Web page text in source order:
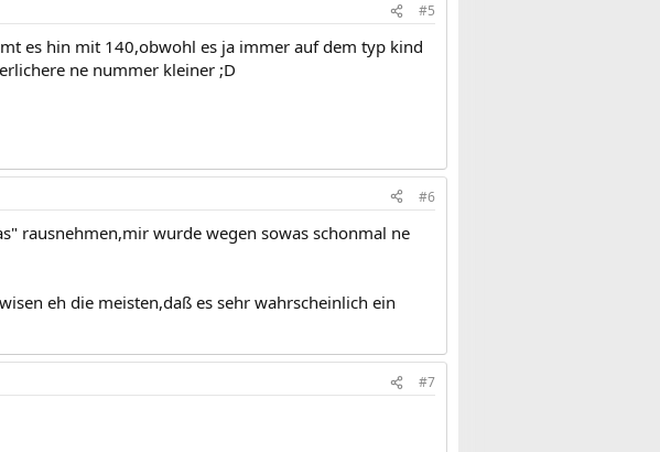
#5
es hin mit 140,obwohl es ja immer auf dem typ kind
ne nummer kleiner ;D
#6
rausnehmen,mir wurde wegen sowas schonmal ne
eh die meisten,daß es sehr wahrscheinlich ein
#7